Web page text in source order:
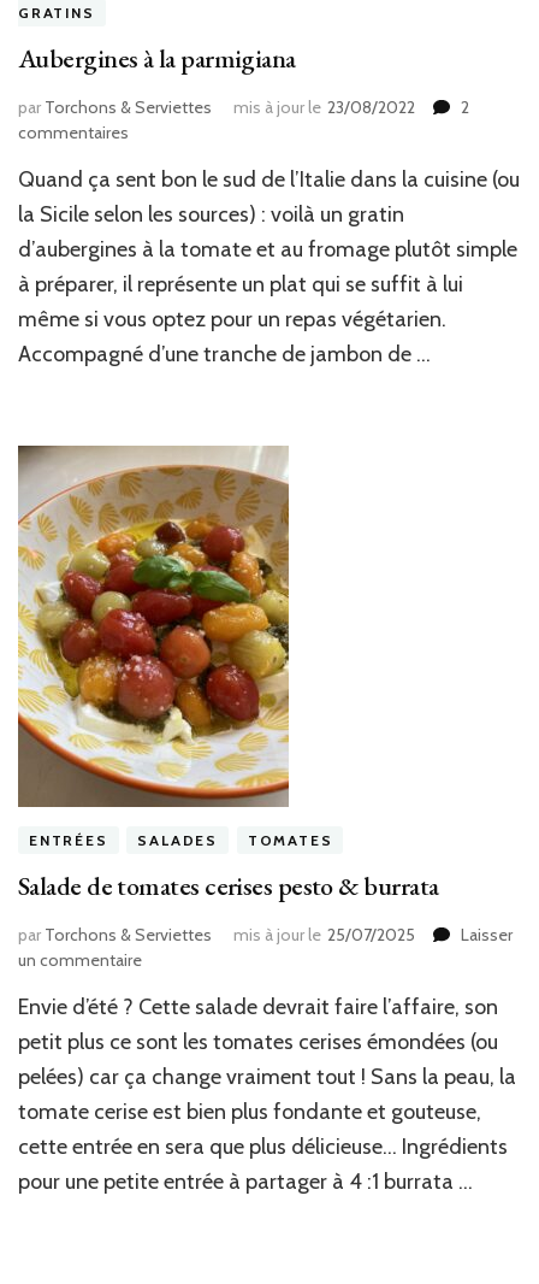
GRATINS
Aubergines à la parmigiana
par Torchons & Serviettes mis à jour le 23/08/2022
2
commentaires
à
la
Quand ça sent bon le sud de l’Italie dans la cuisine (ou
la Sicile selon les sources) : voilà un gratin
d’aubergines à la tomate et au fromage plutôt simple
à préparer, il représente un plat qui se suffit à lui
même si vous optez pour un repas végétarien.
Accompagné d’une tranche de jambon de …
ENTRÉES SALADES TOMATES
Salade de tomates cerises pesto & burrata
par Torchons & Serviettes mis à jour le 25/07/2025
Laisser
un commentairesur
de
tomates
pesto
&
Envie d’été ? Cette salade devrait faire l’affaire, son
petit plus ce sont les tomates cerises émondées (ou
pelées) car ça change vraiment tout ! Sans la peau, la
tomate cerise est bien plus fondante et gouteuse,
cette entrée en sera que plus délicieuse… Ingrédients
pour une petite entrée à partager à 4 :1 burrata …